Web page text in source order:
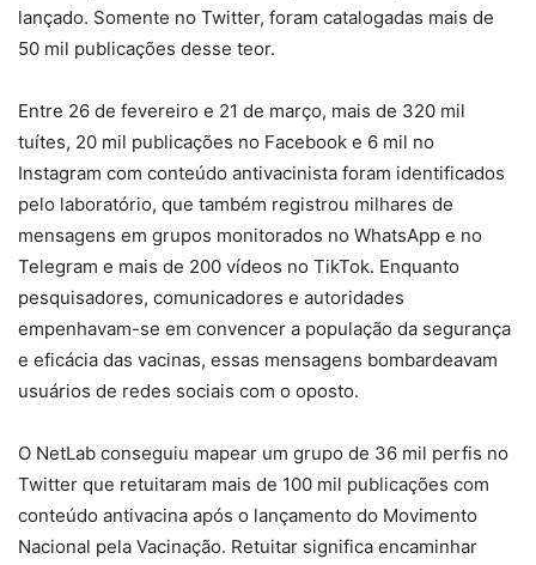
lançado. Somente no Twitter, foram catalogadas mais de
50 mil publicações desse teor.
Entre 26 de fevereiro e 21 de março, mais de 320 mil
tuítes, 20 mil publicações no Facebook e 6 mil no
Instagram com conteúdo antivacinista foram identificados
pelo laboratório, que também registrou milhares de
mensagens em grupos monitorados no WhatsApp e no
Telegram e mais de 200 vídeos no TikTok. Enquanto
pesquisadores, comunicadores e autoridades
empenhavam-se em convencer a população da segurança
e eficácia das vacinas, essas mensagens bombardeavam
usuários de redes sociais com o oposto.
O NetLab conseguiu mapear um grupo de 36 mil perfis no
Twitter que retuitaram mais de 100 mil publicações com
conteúdo antivacina após o lançamento do Movimento
Nacional pela Vacinação. Retuitar significa encaminhar